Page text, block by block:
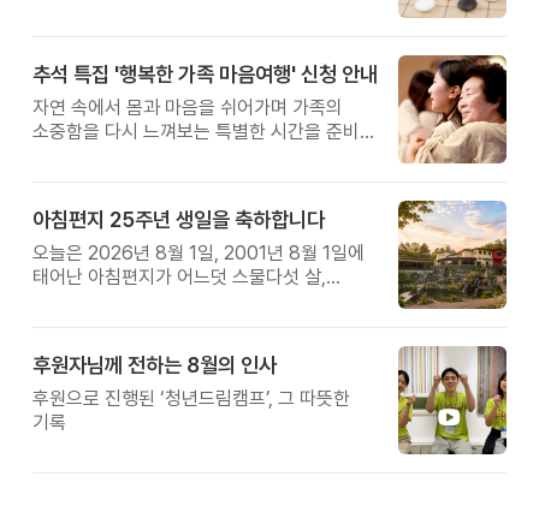
추석 특집 '행복한 가족 마음여행' 신청 안내
자연 속에서 몸과 마음을 쉬어가며 가족의
소중함을 다시 느껴보는 특별한 시간을 준비해
아침편지 25주년 생일을 축하합니다
오늘은 2026년 8월 1일, 2001년 8월 1일에
태어난 아침편지가 어느덧 스물다섯 살,
후원자님께 전하는 8월의 인사
후원으로 진행된 ‘청년드림캠프’, 그 따뜻한
기록